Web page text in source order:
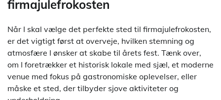
firmajulefrokosten
Når I skal vælge det perfekte sted til firmajulefrokosten,
er det vigtigt først at overveje, hvilken stemning og
atmosfære I ønsker at skabe til årets fest. Tænk over,
om I foretrækker et historisk lokale med sjæl, et moderne
venue med fokus på gastronomiske oplevelser, eller
måske et sted, der tilbyder sjove aktiviteter og